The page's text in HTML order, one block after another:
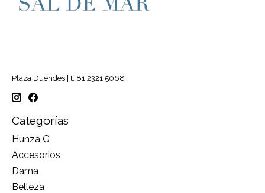
Plaza Duendes | t. 81 2321 5068
Categorías
Hunza G
Accesorios
Dama
Belleza